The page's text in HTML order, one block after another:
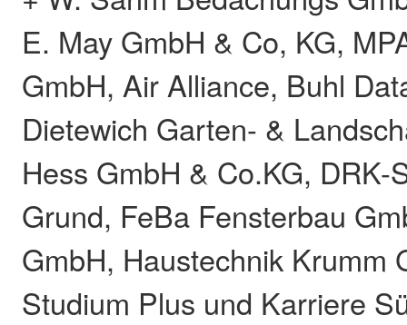
E. May GmbH & Co, KG,
GmbH, Air Alliance, Buhl
Dietewich Garten- &
Hess GmbH & Co.KG, DRK-
Grund, FeBa Fensterbau
GmbH, Haustechnik Krumm
Studium Plus und Karriere